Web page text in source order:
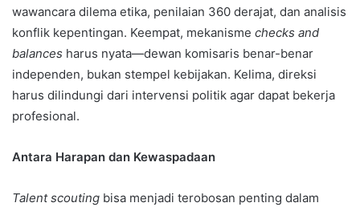
wawancara dilema etika, penilaian 360 derajat, dan analisis
konflik kepentingan. Keempat, mekanisme checks and
balances harus nyata—dewan komisaris benar-benar
independen, bukan stempel kebijakan. Kelima, direksi
harus dilindungi dari intervensi politik agar dapat bekerja
profesional.
Antara Harapan dan Kewaspadaan
Talent scouting bisa menjadi terobosan penting dalam